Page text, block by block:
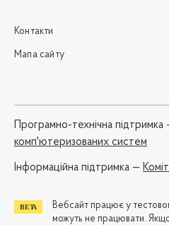
Контакти
Мапа сайту
Програмно-технічна підтримка
комп'ютеризованих систем
Iнформаційна підтримка —
Вебсайт працює у
можуть не працювати.